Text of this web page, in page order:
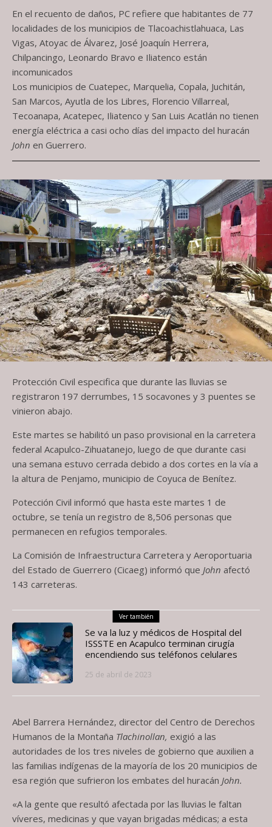
En el recuento de daños, PC refiere que habitantes de 77
localidades de los municipios de Tlacoachistlahuaca, Las
Vigas, Atoyac de Álvarez, José Joaquín Herrera,
Chilpancingo, Leonardo Bravo e Iliatenco están
incomunicados
Los municipios de Cuatepec, Marquelia, Copala, Juchitán,
San Marcos, Ayutla de los Libres, Florencio Villarreal,
Tecoanapa, Acatepec, Iliatenco y San Luis Acatlán no tienen
energía eléctrica a casi ocho días del impacto del huracán
John en Guerrero.
Protección Civil especifica que durante las lluvias se
registraron 197 derrumbes, 15 socavones y 3 puentes se
vinieron abajo.
Este martes se habilitó un paso provisional en la carretera
federal Acapulco-Zihuatanejo, luego de que durante casi
una semana estuvo cerrada debido a dos cortes en la vía a
la altura de Penjamo, municipio de Coyuca de Benítez.
Potección Civil informó que hasta este martes 1 de
octubre, se tenía un registro de 8,506 personas que
permanecen en refugios temporales.
La Comisión de Infraestructura Carretera y Aeroportuaria
del Estado de Guerrero (Cicaeg) informó que John afectó
143 carreteras.
Ver también
Se va la luz y médicos de Hospital del
ISSSTE en Acapulco terminan cirugía
encendiendo sus teléfonos celulares
25 de abril de 2023
Abel Barrera Hernández, director del Centro de Derechos
Humanos de la Montaña Tlachinollan, exigió a las
autoridades de los tres niveles de gobierno que auxilien a
las familias indígenas de la mayoría de los 20 municipios de
esa región que sufrieron los embates del huracán John.
«A la gente que resultó afectada por las lluvias le faltan
víveres, medicinas y que vayan brigadas médicas; a esta